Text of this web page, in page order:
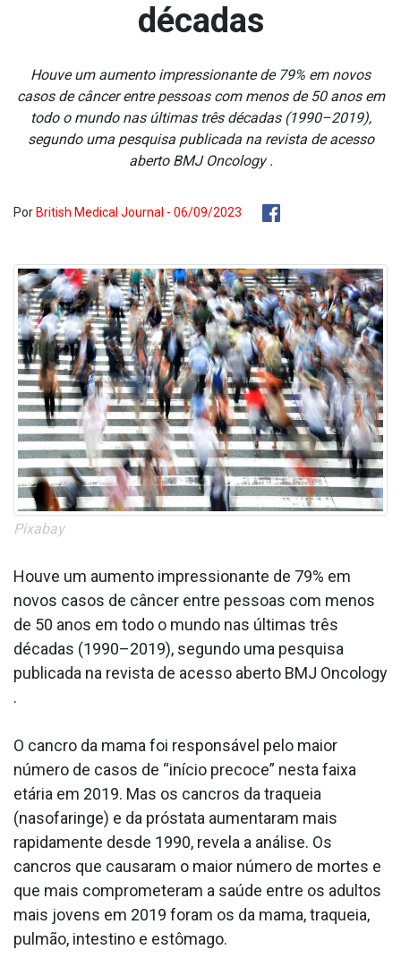
décadas
Houve um aumento impressionante de 79% em novos
casos de câncer entre pessoas com menos de 50 anos em
todo o mundo nas últimas três décadas (1990–2019),
segundo uma pesquisa publicada na revista de acesso
aberto BMJ Oncology .
Por British Medical Journal - 06/09/2023
Pixabay
Houve um aumento impressionante de 79% em
novos casos de câncer entre pessoas com menos
de 50 anos em todo o mundo nas últimas três
décadas (1990–2019), segundo uma pesquisa
publicada na revista de acesso aberto BMJ Oncology
.
O cancro da mama foi responsável pelo maior
número de casos de “início precoce” nesta faixa
etária em 2019. Mas os cancros da traqueia
(nasofaringe) e da próstata aumentaram mais
rapidamente desde 1990, revela a análise. Os
cancros que causaram o maior número de mortes e
que mais comprometeram a saúde entre os adultos
mais jovens em 2019 foram os da mama, traqueia,
pulmão, intestino e estômago.